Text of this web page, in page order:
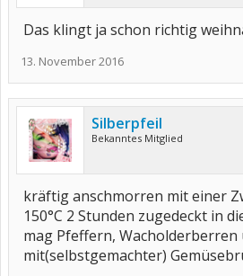
Das klingt ja schon richtig
13. November 2016
Silberpfeil
Bekanntes Mitglied
kräftig anschmorren mit einer
150°C 2 Stunden zugedeckt in
mag Pfeffern, Wacholderberren
mit(selbstgemachter)